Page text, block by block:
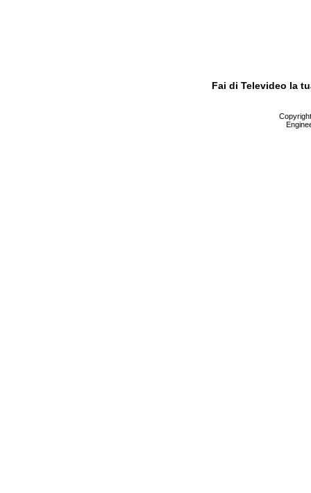
Fai di Televideo la